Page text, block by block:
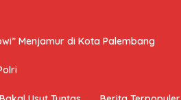
Menjamur di Kota Palembang